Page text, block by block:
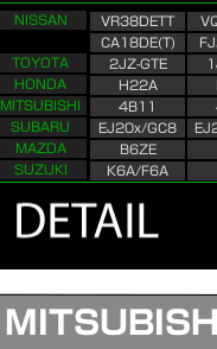
NISSAN VR38DETT
CA18DE(T)
TOYOTA
2JZ-GTE
HONDA
H22A
MITSUBISHI
4B11
SUBARU
EJ20x/GC8
MAZDA
B6ZE
SUZUKI
K6A/F6A